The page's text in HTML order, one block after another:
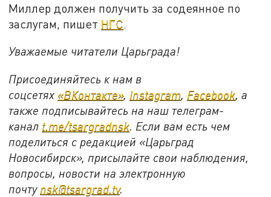
Миллер должен получить за содеянное по
заслугам, пишет НГС.
Уважаемые читатели Царьграда!
Присоединяйтесь к нам в
соцсетях «ВКонтакте», Instagram, Facebook, а
также подписывайтесь на наш телеграм-
канал t.me/tsargradnsk. Если вам есть чем
поделиться с редакцией «Царьград
Новосибирск», присылайте свои наблюдения,
вопросы, новости на электронную
почту nsk@tsargrad.tv.